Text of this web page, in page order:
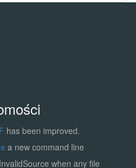
has been improved.
a new command line
when any file